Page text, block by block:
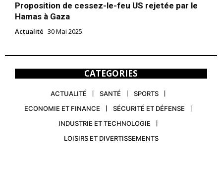
Proposition de cessez-le-feu US rejetée par le
Hamas à Gaza
Actualité 30 Mai 2025
CATEGORIES
ACTUALITÉ SANTÉ
SPORTS
ECONOMIE ET FINANCE
SÉCURITÉ ET DÉFENSE
INDUSTRIE ET TECHNOLOGIE
LOISIRS ET DIVERTISSEMENTS